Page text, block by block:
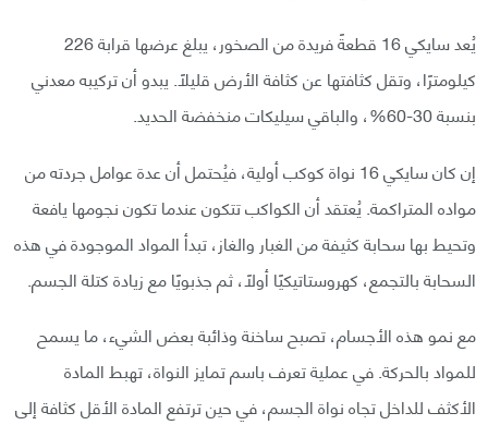
يُعد سايكي 16 قطعةً فريدة من الصخور، يبلغ عرضها قرابة 226
كيلومترًا، وتقل كثافتها عن كثافة الأرض قليلًا. يبدو أن تركيبه معدني
بنسبة 30-60%، والباقي سيليكات منخفضة الحديد.
إن كان سايكي 16 نواة كوكب أولية، فيُحتمل أن عدة عوامل جردته من
مواده المتراكمة. يُعتقد أن الكواكب تتكون عندما تكون نجومها يافعة
وتحيط بها سحابة كثيفة من الغبار والغاز، تبدأ المواد الموجودة في هذه
السحابة بالتجمع، كهروستاتيكيًا أولًا، ثم جذبويًا مع زيادة كتلة الجسم.
مع نمو هذه الأجسام، تصبح ساخنة وذائبة بعض الشيء، ما يسمح
للمواد بالحركة. في عملية تعرف باسم تمايز النواة، تهبط المادة
الأكثف للداخل تجاه نواة الجسم، في حين ترتفع المادة الأقل كثافة إلى